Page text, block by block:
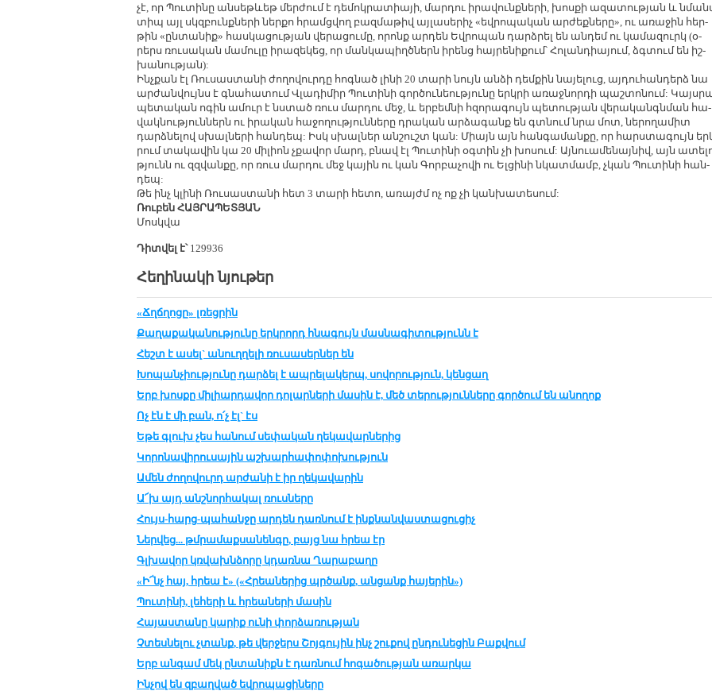
չէ, որ Պու­տի­նը ան­սեթևեթ մեր­ժում է դե­մոկ­րա­տիա­յի, մար­դու ի­րա­վունք­նե­րի, խոս­քի ա­զա­տու­թյան և
տիպ այլ սկզ­բունք­նե­րի ներ­քո հրամց­վող բազ­մա­թիվ այ­լա­սե­րիչ «եվ­րո­պա­կան ար­ժեք­նե­րը», ու ա­ռա­ջին հեր­
թին «ըն­տա­նիք» հաս­կա­ցու­թյան վե­րա­ցու­մը, ո­րոնք ար­դեն Եվ­րո­պան դարձ­րել են ան­դեմ ու կա­մա­զուրկ (օ­
րերս ռու­սա­կան մա­մու­լը ի­րա­զե­կեց, որ ման­կա­պիղծ­ներն ի­րենց հայ­րե­նի­քում՝ Հո­լան­դիա­յում, ձգ­տում են իշ­
խա­նու­թյան):
Ինչ­քան էլ Ռու­սաս­տա­նի ժո­ղո­վուր­դը հոգ­նած լի­նի 20 տա­րի նույն ան­ձի դեմ­քին նա­յե­լուց, այ­դու­հան­դերձ նա
ար­ժան­վույնս է գնա­հա­տում Վլա­դի­միր Պու­տի­նի գոր­ծու­նեու­թյու­նը երկ­րի ա­ռաջ­նոր­դի պաշ­տո­նում:
պե­տա­կան ո­գին ա­մուր է նս­տած ռուս մար­դու մեջ, և եր­բեմ­նի հզո­րա­գույն պե­տու­թյան վե­րա­կան­գն­ման հա­
վակ­նու­թյուն­ներն ու ի­րա­կան հա­ջո­ղու­թյուն­նե­րը դրա­կան ար­ձա­գանք են գտ­նում նրա մոտ, նե­րո­ղա­միտ
դարձ­նե­լով սխալ­նե­րի հան­դեպ: Իսկ սխալ­ներ ան­շուշտ կան: Միայն այն հան­գա­ման­քը, որ հարս­տա­գույն
րում տա­կա­վին կա 20 մի­լիոն չքա­վոր մարդ, բնավ էլ Պու­տի­նի օգ­տին չի խո­սում: Այ­նուա­մե­նայ­նիվ, այն
թյունն ու զզ­վան­քը, որ ռուս մար­դու մեջ կա­յին ու կան Գոր­բա­չո­վի ու Ել­ցի­նի նկատ­մամբ, չկան Պու­տի­նի հան­
դեպ:
Թե ինչ կլի­նի Ռու­սաս­տա­նի հետ 3 տա­րի հե­տո, ա­ռայժմ ոչ ոք չի կան­խա­տե­սում:
Ռու­բեն ՀԱՅ­ՐԱ­ՊԵ­ՏՅԱՆ
Մոսկ­վա
Դիտվել է՝129936
Հեղինակի նյութեր
«Ճղճղոցը» լռեցրին
Քա­ղա­քա­կա­նու­թ­յու­նը երկ­րորդ հնա­գույն մաս­նա­գի­տու­թ­յունն է
Հեշտ է ա­սել` ա­նուղ­ղե­լի ռու­սա­սեր­ներ են
Խո­պան­չիու­թ­յու­նը դար­ձել է ապ­րե­լա­կերպ, սո­վո­րու­թ­յուն, կեն­ցաղ
Երբ խոս­քը մի­լիար­դա­վոր դո­լար­նե­րի մա­սին է, մեծ տե­րու­թ­յուն­նե­րը գոր­ծում են ա­նո­ղոք
Ոչ էն է մի բան, ո՛չ էլ` էս
Եթե գլուխ չես հա­նում սե­փա­կան ղե­կա­վար­նե­րից
Կո­րո­նա­վի­րու­սա­յին աշ­խար­հա­փո­փո­խու­թ­յուն
Ամեն ժո­ղո­վուրդ ար­ժա­նի է իր ղե­կա­վա­րին
Ա՜խ այդ անշ­նոր­հա­կալ ռուս­նե­րը
Հույս-հարց-պա­հան­ջը ար­դեն դառ­նում է ինք­նան­վաս­տա­ցու­ցիչ
Ներ­վեց... թմ­րա­մաք­սա­նեն­գը, բայց նա հրեա էր
Գլխա­վոր կռ­վախն­ձո­րը կդառ­նա Ղա­րա­բա­ղը
«Ի՜նչ հայ, հրեա է» («Հրեա­նե­րից պր­ծանք, ան­ցանք հա­յե­րին»)
Պու­տի­նի, լե­հե­րի և հրեա­նե­րի մա­սին
Հա­յաս­տա­նը կա­րիք ու­նի փոր­ձա­ռու­թ­յան
Չտես­նե­լու չտանք, թե վեր­ջերս Շոյ­գու­յին ինչ շու­քով ըն­դու­նե­ցին Բաք­վում
Երբ ան­գամ մեկ ըն­տա­նիքն է դառ­նում հո­գա­ծու­թ­յան ա­ռար­կա
Ինչով են զբաղ­ված եվ­րո­պա­ցի­նե­րը